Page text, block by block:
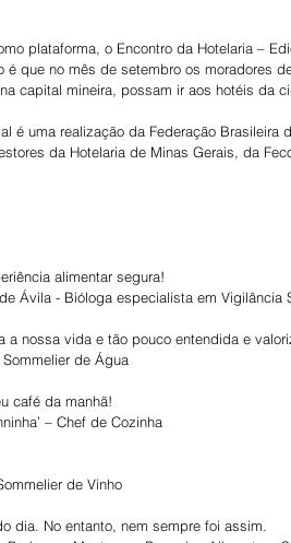
plataforma, o Encontro da Hotelaria –
que no mês de setembro os moradores
capital mineira, possam ir aos hotéis da
é uma realização da Federação Brasileira
da Hotelaria de Minas Gerais, da
alimentar segura!
Ávila - Bióloga especialista em Vigilância
a nossa vida e tão pouco entendida e
de Água
café da manhã!
– Chef de Cozinha
de Vinho
dia. No entanto, nem sempre foi assim.